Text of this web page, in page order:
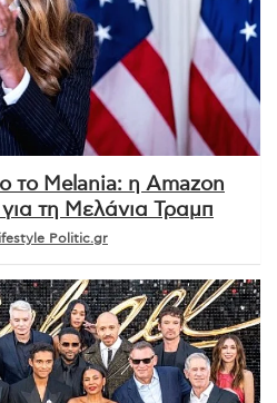
το Melania: η Amazon
για τη Μελάνια Τραμπ
Politic.gr